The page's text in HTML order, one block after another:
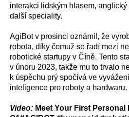
interakci lidským hlasem,
další speciality.
AgiBot v prosinci oznámil, že
robota, díky čemuž se řadí mezi
robotické startupy v Číně. Tento
v únoru 2023, takže mu to trvalo
k úspěchu prý spočívá ve
inteligence pro roboty a hardwaru.
Video: Meet Your First Personal